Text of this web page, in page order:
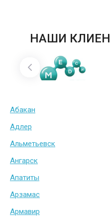
НАШИ
Абакан
Адлер
Альметьевск
Ангарск
Апатиты
Арзамас
Армавир